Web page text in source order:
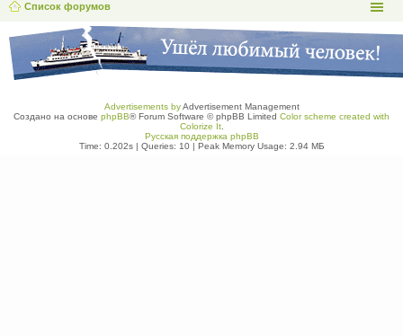
Список форумов
Advertisements byAdvertisement Management
Создано на основе phpBB® Forum Software © phpBB Limited Color scheme created with
Colorize It.
Русская поддержка phpBB
Time: 0.202s| Queries: 10| Peak Memory Usage: 2.94 МБ